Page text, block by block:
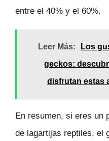
entre el 40% y el 60%.
Leer Más:
Los
geckos:
disfrutan estas
En resumen, si eres un
de lagartijas reptiles, el